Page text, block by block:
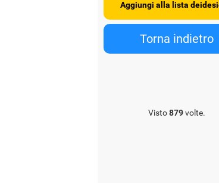
Visto879volte.